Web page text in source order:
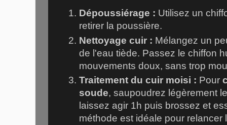
Dépoussiérage : Utilisez un
retirer la poussière.
Nettoyage cuir : Mélangez un
de l'eau tiède. Passez le chiffon
mouvements doux, sans trop
Traitement du cuir moisi : Pour
soude, saupoudrez légèrement
laissez agir 1h puis brossez et
méthode est idéale pour